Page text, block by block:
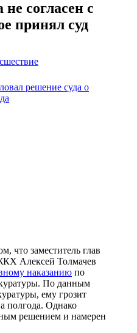
согласен с
принял суд
что заместитель глав
Алексей Толмачев
наказанию по
По данным
ему грозит
полгода. Однако
решением и намерен